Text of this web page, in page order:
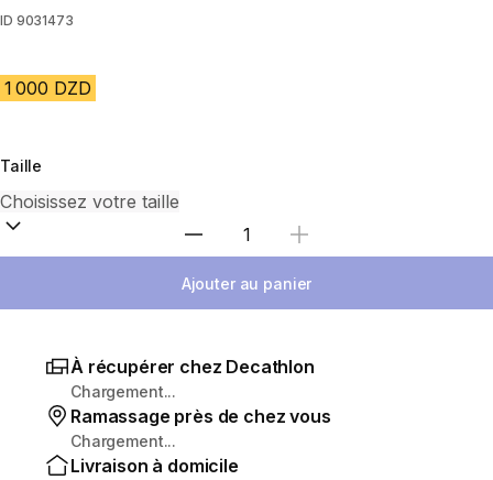
ID 9031473
1 000 DZD
Taille
Sélectionnez la quantité
Ajouter au panier
À récupérer chez Decathlon
Chargement...
Ramassage près de chez vous
Chargement...
Livraison à domicile